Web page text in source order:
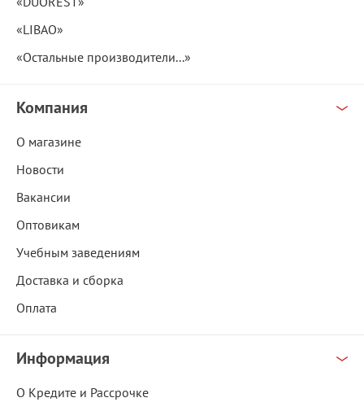
«LIBAO»
«Остальные производители...»
Компания
О магазине
Новости
Вакансии
Оптовикам
Учебным заведениям
Доставка и сборка
Оплата
Информация
О Кредите и Рассрочке